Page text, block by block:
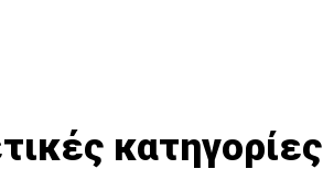
κατηγορίες